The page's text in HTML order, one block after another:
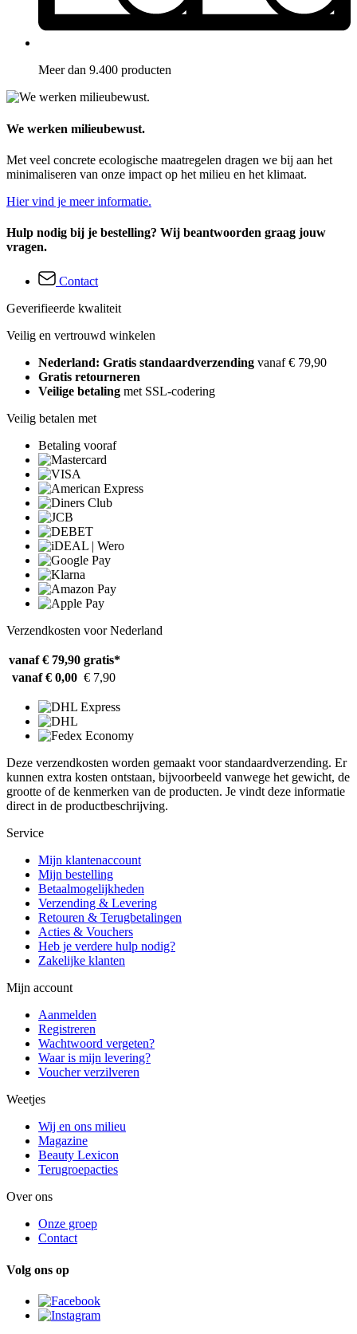
Meer dan 9.400 producten
We werken milieubewust.
Met veel concrete ecologische maatregelen dragen we bij aan het
minimaliseren van onze impact op het milieu en het klimaat.
Hier vind je meer informatie.
Hulp nodig bij je bestelling? Wij beantwoorden graag jouw
vragen.
Contact
Geverifieerde kwaliteit
Veilig en vertrouwd winkelen
Nederland: Gratis standaardverzending vanaf € 79,90
Gratis retourneren
Veilige betaling met SSL-codering
Veilig betalen met
Betaling vooraf
Verzendkosten voor Nederland
vanaf € 79,90 gratis*
vanaf € 0,00 € 7,90
Deze verzendkosten worden gemaakt voor standaardverzending. Er
kunnen extra kosten ontstaan, bijvoorbeeld vanwege het gewicht, de
grootte of de kenmerken van de producten. Je vindt deze informatie
direct in de productbeschrijving.
Service
Mijn klantenaccount
Mijn bestelling
Betaalmogelijkheden
Verzending & Levering
Retouren & Terugbetalingen
Acties & Vouchers
Heb je verdere hulp nodig?
Zakelijke klanten
Mijn account
Aanmelden
Registreren
Wachtwoord vergeten?
Waar is mijn levering?
Voucher verzilveren
Weetjes
Wij en ons milieu
Magazine
Beauty Lexicon
Terugroepacties
Over ons
Onze groep
Contact
Volg ons op